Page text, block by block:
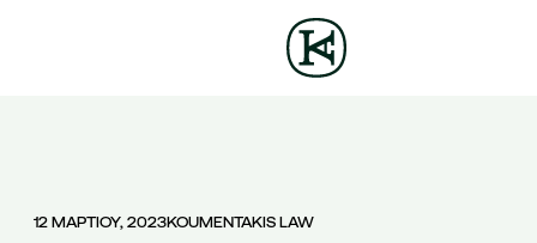
12 ΜΑΡΤΙΟΥ, 2023KOUMENTAKIS LAW